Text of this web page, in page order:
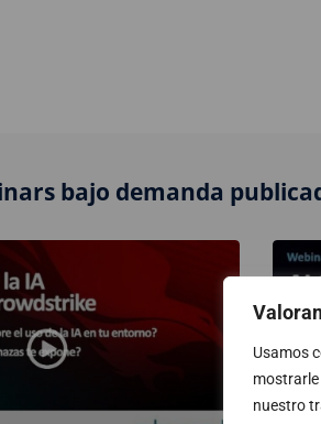
Usamos
nuestro
bajo demanda